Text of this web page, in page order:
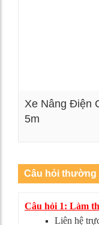
Xe Nâng Điện
5m
Câu hỏi thường
Câu hỏi 1: Làm
Liên hệ